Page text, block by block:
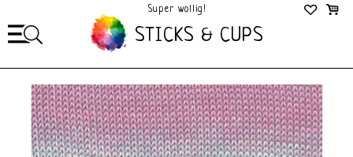
Super wollig!
Mega Gezellig!
STICKS & CUPS